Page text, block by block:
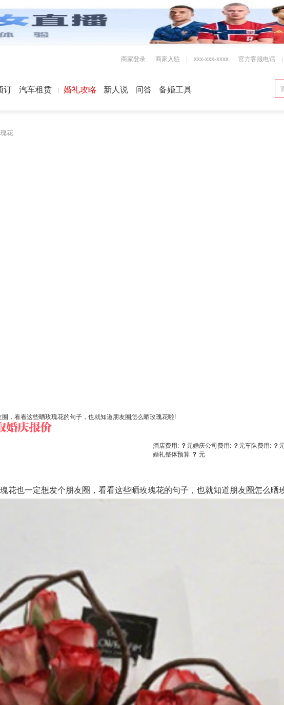
商家登录 商家入驻 xxx-xxx-xxxx 官方客服电话
订 汽车租赁 婚礼攻略 新人说 问答 备婚工具
花
，看看这些晒玫瑰花的句子，也就知道朋友圈怎么晒玫瑰花啦!
酒店费用: ？元婚庆公司费用: ？元车队费用: ？
婚礼整体预算 ？ 元
也一定想发个朋友圈，看看这些晒玫瑰花的句子，也就知道朋友圈怎么晒